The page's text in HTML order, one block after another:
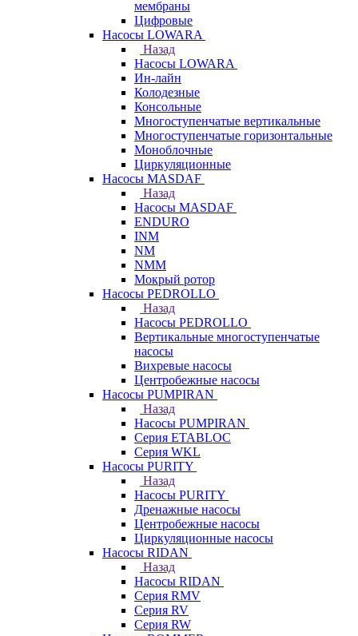
мембраны
Цифровые
Насосы LOWARA
Назад
Насосы LOWARA
Ин-лайн
Колодезные
Консольные
Многоступенчатые вертикальные
Многоступенчатые горизонтальные
Моноблочные
Циркуляционные
Насосы MASDAF
Назад
Насосы MASDAF
ENDURO
INM
NM
NMM
Мокрый ротор
Насосы PEDROLLO
Назад
Насосы PEDROLLO
Вертикальные многоступенчатые
насосы
Вихревые насосы
Центробежные насосы
Насосы PUMPIRAN
Назад
Насосы PUMPIRAN
Серия ETABLOC
Серия WKL
Насосы PURITY
Назад
Насосы PURITY
Дренажные насосы
Центробежные насосы
Циркуляционные насосы
Насосы RIDAN
Назад
Насосы RIDAN
Серия RMV
Серия RV
Серия RW